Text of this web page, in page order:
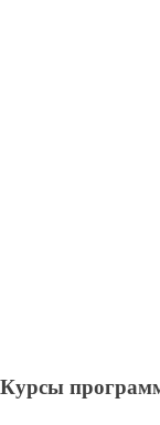
Курсы